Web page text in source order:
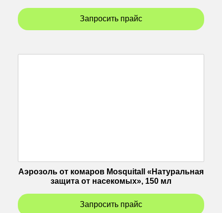
Запросить прайс
Аэрозоль от комаров Mosquitall «Натуральная
защита от насекомых», 150 мл
Запросить прайс